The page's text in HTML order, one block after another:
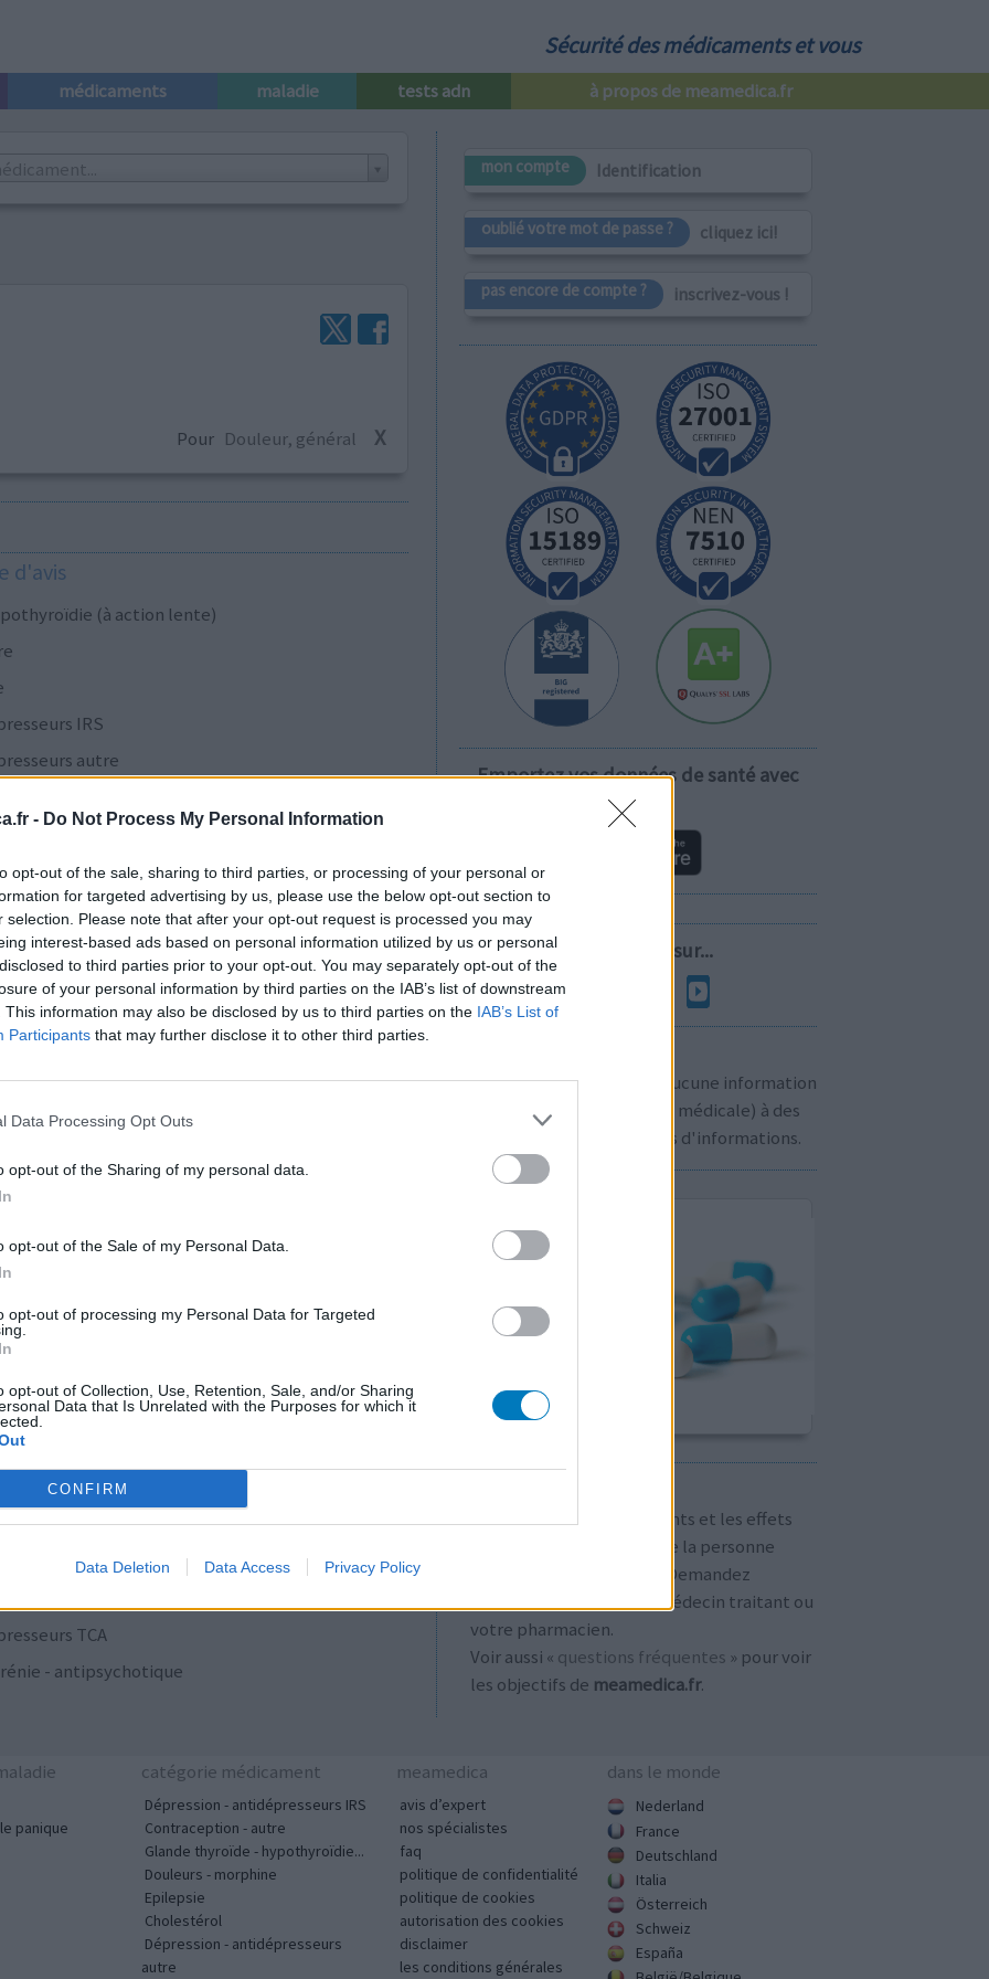
- Do Not Process My Personal Information
opt-out of the sale, sharing to third parties, or processing of your personal or
for targeted advertising by us, please use the below opt-out section to
selection. Please note that after your opt-out request is processed you may
interest-based ads based on personal information utilized by us or personal
to third parties prior to your opt-out. You may separately opt-out of the
of your personal information by third parties on the IAB’s list of downstream
This information may also be disclosed by us to third parties on the IAB’s List of
Participants that may further disclose it to other third parties.
Data Processing Opt Outs
opt-out of the Sharing of my personal data.
opt-out of the Sale of my Personal Data.
opt-out of processing my Personal Data for Targeted
opt-out of Collection, Use, Retention, Sale, and/or Sharing
Data that Is Unrelated with the Purposes for which it
CONFIRM
Data Deletion Data Access Privacy Policy
Sécurité des médicaments et vous
médicaments maladie tests adn à propos de meamedica.fr
Pour Douleur, général X
d'avis
(à action lente)
IRS
autre
IRS
à large spectre
IRS
autre
antihormones
IRS
IRS
oraux
bloquant
bloquant
- antipsychotique
oraux
TCA
- antipsychotique
mon compte Identification
oublié votre mot de passe ? cliquez ici!
pas encore de compte ? inscrivez-vous !
Emportez vos données de santé avec
vous!
Suivez-nous sur...
Nous ne communiquons aucune information
personnelle (prescription médicale) à des
pour plus d'informations.
Les avis sur les médicaments et les effets
secondaires dépendent de la personne
utilisant le médicament. Demandez
toujours conseil à votre médecin traitant ou
votre pharmacien.
Voir aussi « questions fréquentes » pour voir
les objectifs de meamedica.fr.
panique
catégorie médicament
Dépression - antidépresseurs IRS
Contraception - autre
Glande thyroïde - hypothyroïdie...
Douleurs - morphine
Epilepsie
Cholestérol
Dépression - antidépresseurs
autre
meamedica
avis d’expert
nos spécialistes
faq
politique de confidentialité
politique de cookies
autorisation des cookies
disclaimer
les conditions générales
dans le monde
Nederland
France
Deutschland
Italia
Österreich
Schweiz
España